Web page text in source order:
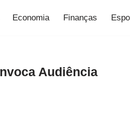
Economia Finanças
Audiência